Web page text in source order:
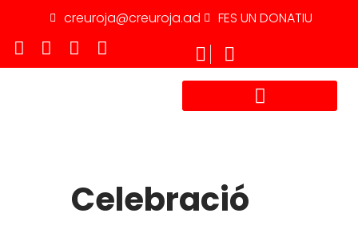
creuroja@creuroja.ad FES UN DONATIU
Celebració